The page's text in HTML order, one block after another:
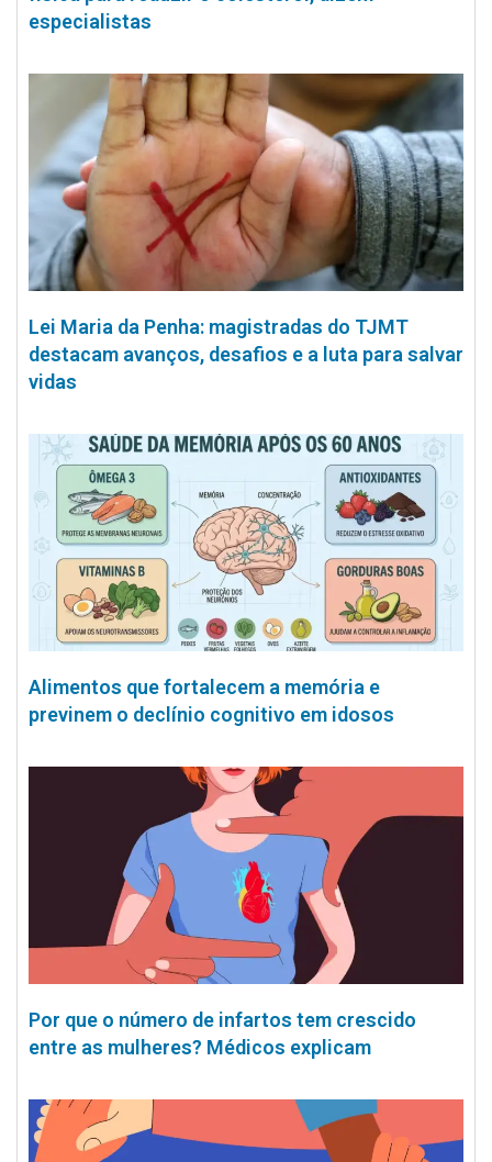
especialistas
Lei Maria da Penha: magistradas do TJMT
destacam avanços, desafios e a luta para salvar
vidas
Alimentos que fortalecem a memória e
previnem o declínio cognitivo em idosos
Por que o número de infartos tem crescido
entre as mulheres? Médicos explicam